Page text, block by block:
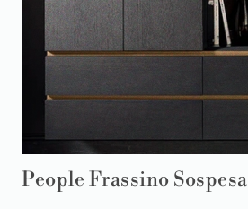
People Frassino Sospesa